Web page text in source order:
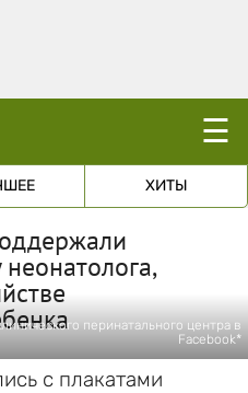
☰
ХИТЫ
перинатального центра в
Facebook*
с плакатами